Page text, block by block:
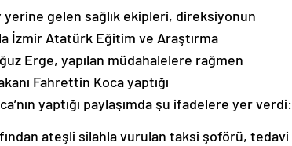
gelen sağlık ekipleri, direksiyonun
İzmir Atatürk Eğitim ve Araştırma
Erge, yapılan müdahalelere rağmen
Fahrettin Koca yaptığı
yaptığı paylaşımda şu ifadelere yer verdi:
ateşli silahla vurulan taksi şoförü, tedavi